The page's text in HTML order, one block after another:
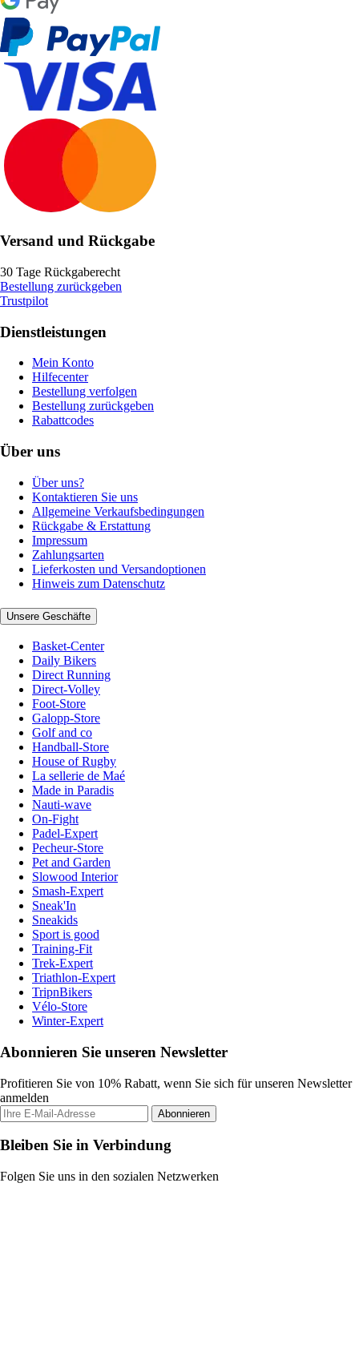
Versand und Rückgabe
30 Tage Rückgaberecht
Bestellung zurückgeben
Trustpilot
Dienstleistungen
Mein Konto
Hilfecenter
Bestellung verfolgen
Bestellung zurückgeben
Rabattcodes
Über uns
Über uns?
Kontaktieren Sie uns
Allgemeine Verkaufsbedingungen
Rückgabe & Erstattung
Impressum
Zahlungsarten
Lieferkosten und Versandoptionen
Hinweis zum Datenschutz
Unsere Geschäfte
Basket-Center
Daily Bikers
Direct Running
Direct-Volley
Foot-Store
Galopp-Store
Golf and co
Handball-Store
House of Rugby
La sellerie de Maé
Made in Paradis
Nauti-wave
On-Fight
Padel-Expert
Pecheur-Store
Pet and Garden
Slowood Interior
Smash-Expert
Sneak'In
Sneakids
Sport is good
Training-Fit
Trek-Expert
Triathlon-Expert
TripnBikers
Vélo-Store
Winter-Expert
Abonnieren Sie unseren Newsletter
Profitieren Sie von 10% Rabatt, wenn Sie sich für unseren Newsletter
anmelden
Abonnieren
Bleiben Sie in Verbindung
Folgen Sie uns in den sozialen Netzwerken